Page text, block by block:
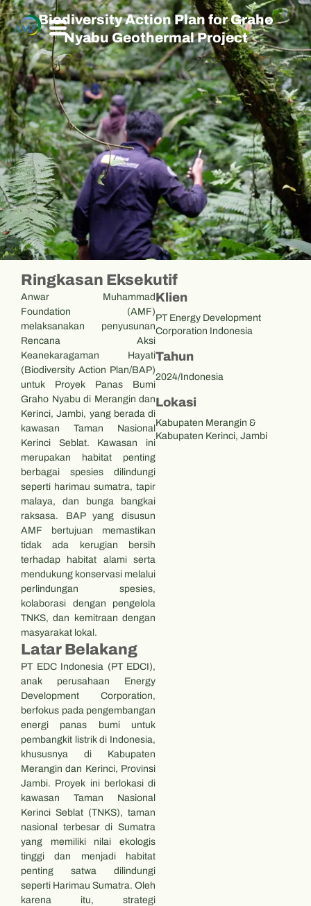
Biodiversity Action Plan for Graho
Nyabu Geothermal Project
Ringkasan Eksekutif
Anwar Muhammad
Foundation (AMF)
melaksanakan penyusunan
Rencana Aksi
Keanekaragaman Hayati
(Biodiversity Action Plan/BAP)
untuk Proyek Panas Bumi
Graho Nyabu di Merangin dan
Kerinci, Jambi, yang berada di
kawasan Taman Nasional
Kerinci Seblat. Kawasan ini
merupakan habitat penting
berbagai spesies dilindungi
seperti harimau sumatra, tapir
malaya, dan bunga bangkai
raksasa. BAP yang disusun
AMF bertujuan memastikan
tidak ada kerugian bersih
terhadap habitat alami serta
mendukung konservasi melalui
perlindungan spesies,
kolaborasi dengan pengelola
TNKS, dan kemitraan dengan
masyarakat lokal.
Latar Belakang
PT EDC Indonesia (PT EDCI),
anak perusahaan Energy
Development Corporation,
berfokus pada pengembangan
energi panas bumi untuk
pembangkit listrik di Indonesia,
khususnya di Kabupaten
Merangin dan Kerinci, Provinsi
Jambi. Proyek ini berlokasi di
kawasan Taman Nasional
Kerinci Seblat (TNKS), taman
nasional terbesar di Sumatra
yang memiliki nilai ekologis
tinggi dan menjadi habitat
penting satwa dilindungi
seperti Harimau Sumatra. Oleh
karena itu, strategi
Klien
PT Energy Development
Corporation Indonesia
Tahun
2024/Indonesia
Lokasi
Kabupaten Merangin &
Kabupaten Kerinci, Jambi